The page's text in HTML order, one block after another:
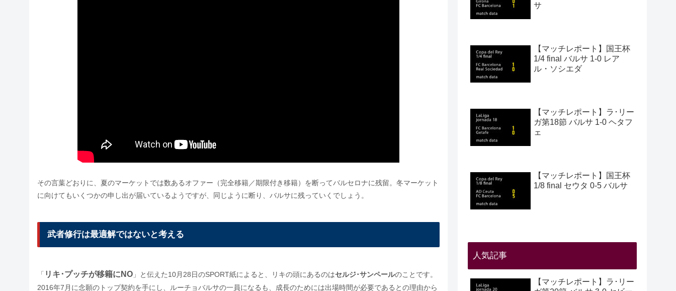
その言葉どおりに、夏のマーケットでは数あるオファー（完全移籍／期限付き移籍）を断ってバルセロナに残留。冬マーケット
に向けてもいくつかの申し出が届いているようですが、同じように断り、バルサに残っていくでしょう。
武者修行は最適解ではないと考える
「 リキ･プッチが移籍にNO 」と伝えた10月28日のSPORT紙によると、リキの頭にあるのはセルジ･サンペールのことです。
2016年7月に念願のトップ契約を手にし、ルーチョバルサの一員になるも、成長のためには出場時間が必要であるとの理由から
サ
【マッチレポート】国王杯
1/4 final バルサ 1-0 レア
ル・ソシエダ
【マッチレポート】ラ･リー
ガ第18節 バルサ 1-0 ヘタフ
ェ
【マッチレポート】国王杯
1/8 final セウタ 0-5 バルサ
人気記事
【マッチレポート】ラ･リー